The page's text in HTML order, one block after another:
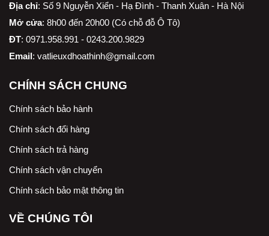
Địa chỉ: Số 9 Nguyễn Xiển - Hạ Đình - Thanh Xuân - Hà Nội
Mở cửa: 8h00 đến 20h00 (Có chỗ đỗ Ô Tô)
ĐT: 0971.958.991 - 0243.200.9829
Email: vatlieuxdhoathinh@gmail.com
CHÍNH SÁCH CHUNG
Chính sách bảo hành
Chính sách đổi hàng
Chính sách trả hàng
Chính sách vận chuyển
Chính sách bảo mật thông tin
VỀ CHÚNG TÔI